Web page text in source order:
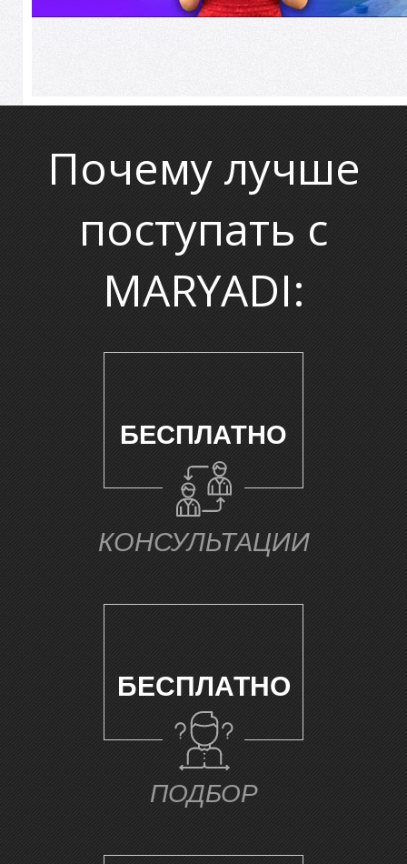
О
Ч
Почему лучше
поступать с
MARYADI:
БЕСПЛАТНО
КОНСУЛЬТАЦИИ
БЕСПЛАТНО
ПОДБОР